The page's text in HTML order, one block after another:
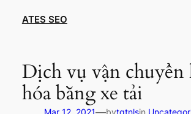
ATES SEO
Dịch vụ vận chuyển
hóa bằng xe tải
Mar 12, 2021 bytqtnlsin